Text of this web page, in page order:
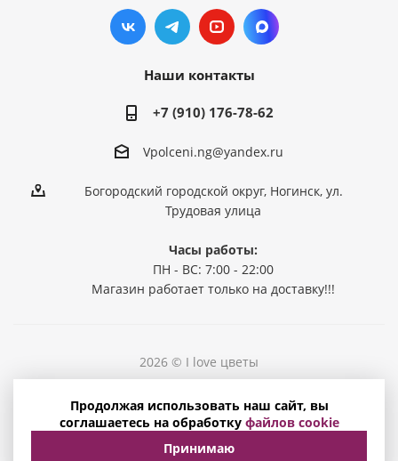
Наши контакты
+7 (910) 176-78-62
Vpolceni.ng@yandex.ru
Богородский городской округ, Ногинск, ул.
Трудовая улица
Часы работы:
ПН - ВС: 7:00 - 22:00
Магазин работает только на доставку!!!
2026 © I love цветы
Политика конфиденциальности
Соглашение на обработку персональных данных
Продолжая использовать наш сайт, вы
соглашаетесь на обработку файлов cookie
Принимаю